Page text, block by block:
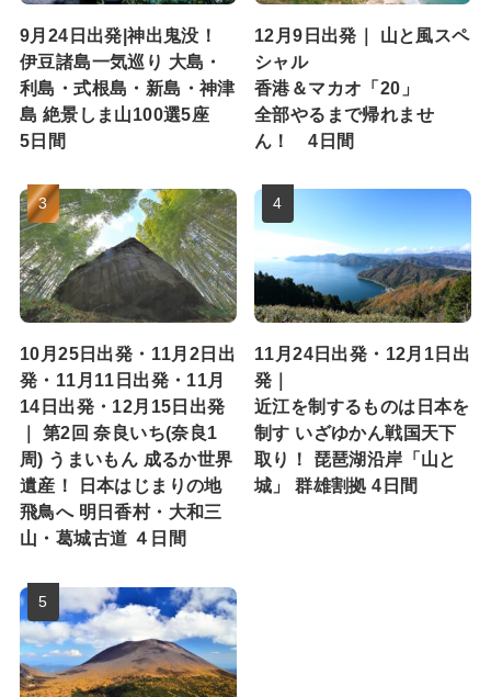
9月24日出発|神出鬼没！
伊豆諸島一気巡り 大島・
利島・式根島・新島・神津
島 絶景しま山100選5座
5日間
12月9日出発｜ 山と風スペ
シャル
香港＆マカオ「20」
全部やるまで帰れませ
ん！ 4日間
10月25日出発・11月2日出
発・11月11日出発・11月
14日出発・12月15日出発
｜ 第2回 奈良いち(奈良1
周) うまいもん 成るか世界
遺産！ 日本はじまりの地
飛鳥へ 明日香村・大和三
山・葛城古道 ４日間
11月24日出発・12月1日出
発｜
近江を制するものは日本を
制す いざゆかん戦国天下
取り！ 琵琶湖沿岸「山と
城」 群雄割拠 4日間